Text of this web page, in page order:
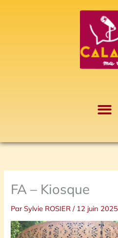
FA – Kiosque
ParSylvie ROSIER/ 12 juin 2025